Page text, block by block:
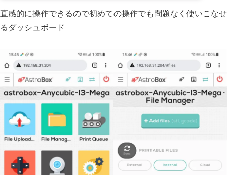
直感的に操作できるので初めての操作でも問題なく使いこなせ
るダッシュボード